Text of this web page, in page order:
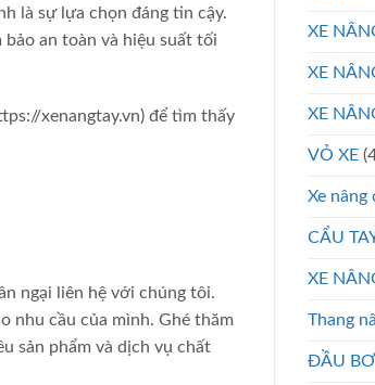
là sự lựa chọn đáng tin cậy.
bảo an toàn và hiệu suất tối
xenangtay.vn) để tìm thấy
ngại liên hệ với chúng tôi.
nhu cầu của mình. Ghé thăm
sản phẩm và dịch vụ chất
XE
XE
XE
VỎ XE
Xe nâng
CẨU
XE
Thang
ĐẦU